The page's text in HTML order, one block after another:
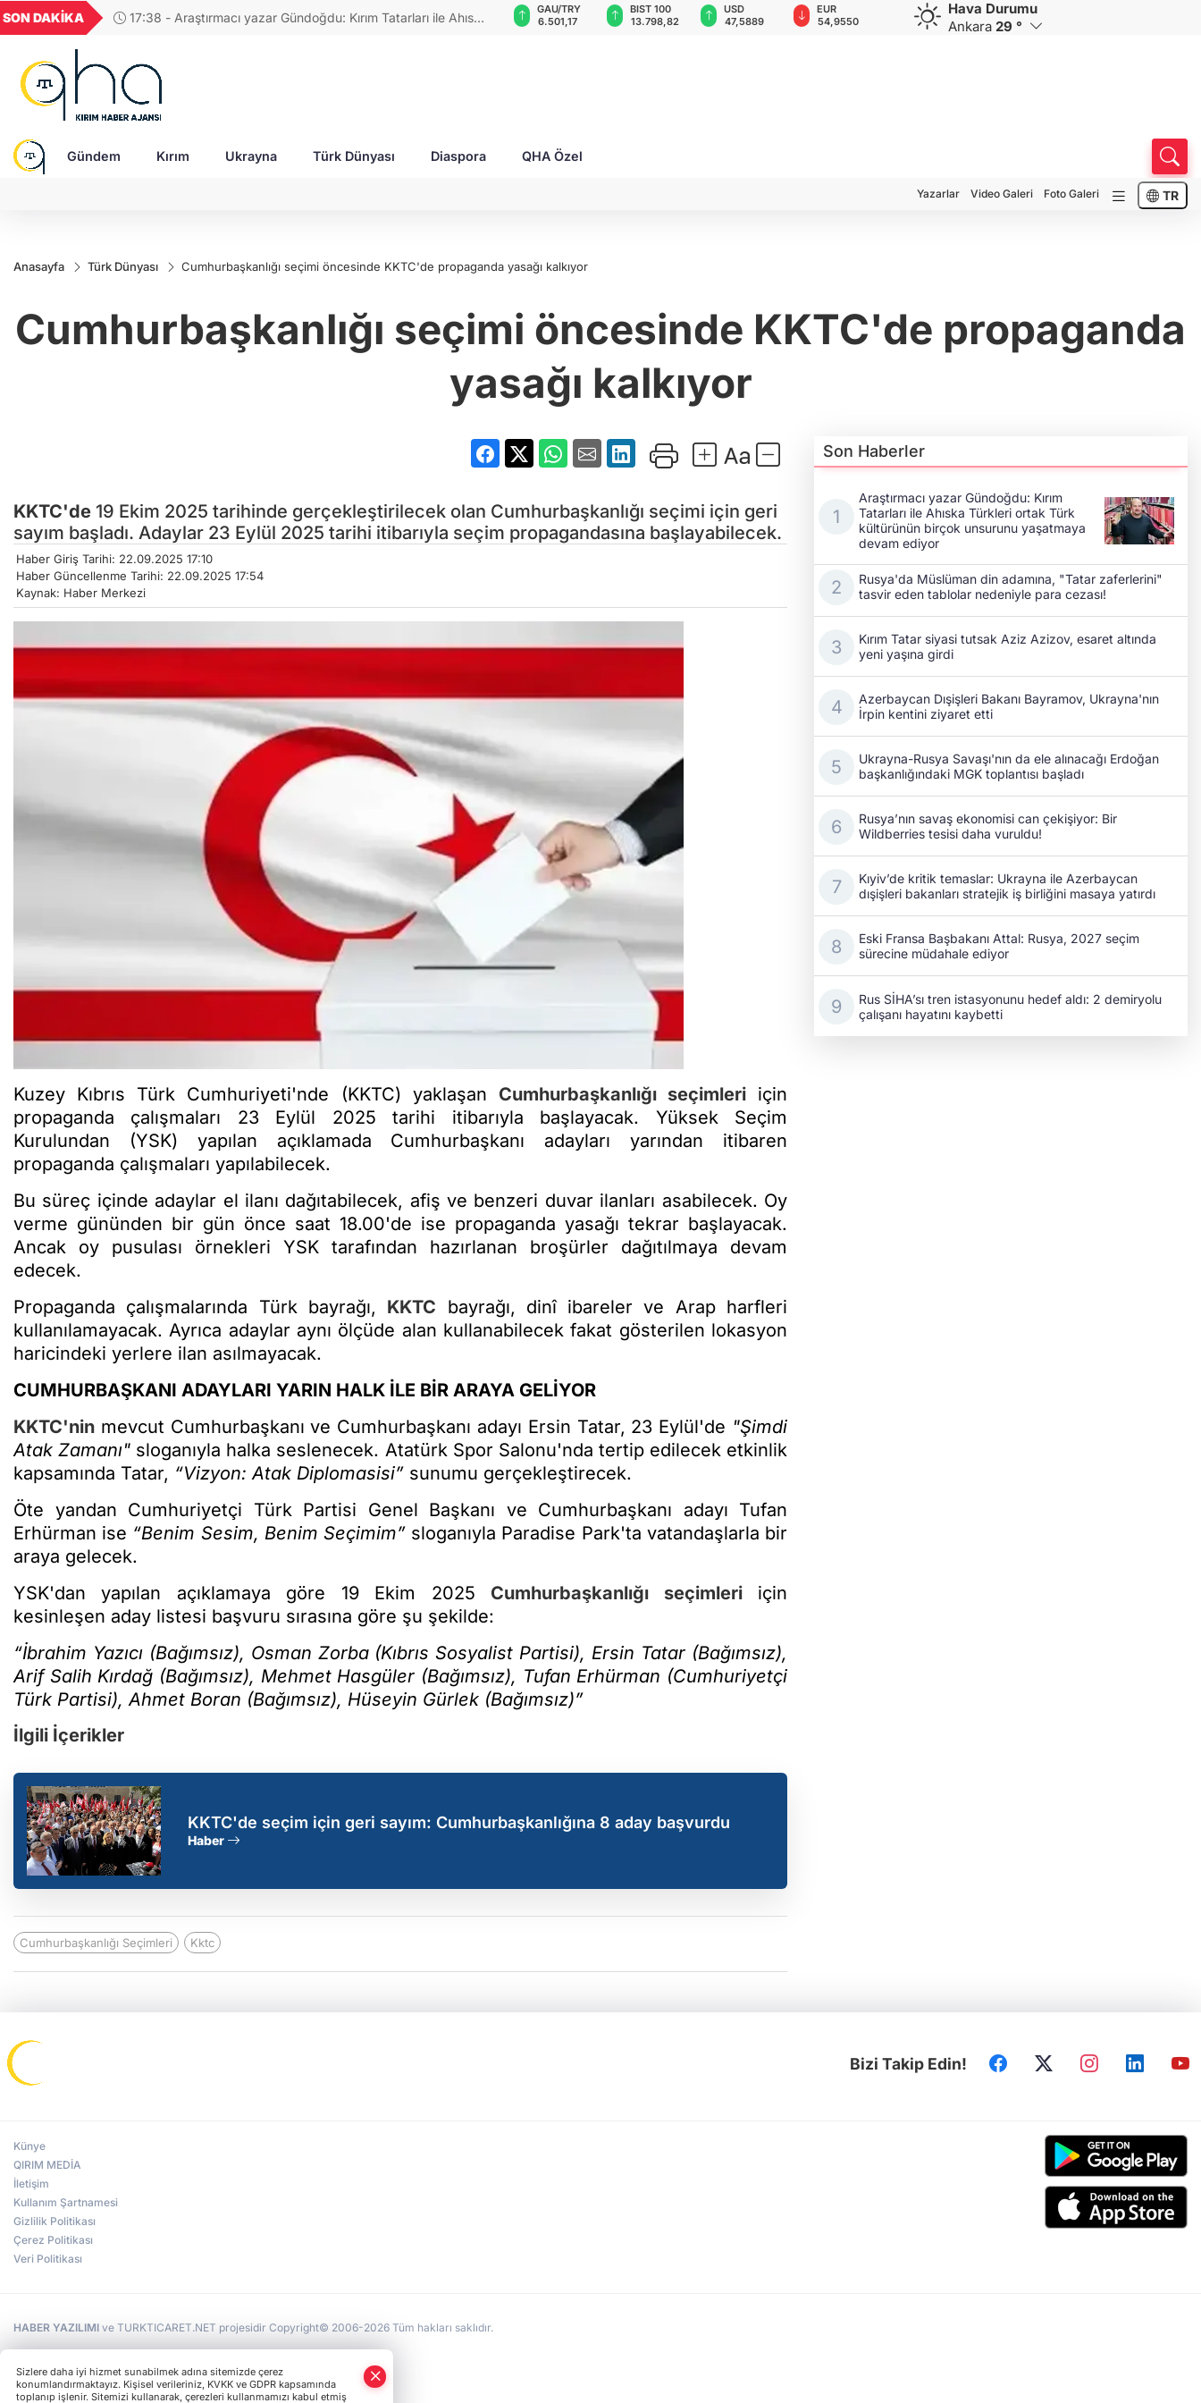
SON DAKİKA
17:58 - Rusya'da Müslüman din adamına, "Tatar zaferlerini"
UYU
1,1820
18,1984
16,2309
28,0626
0,0018
GAU/TRY
6.501,17
BIST 100
13.798,82
USD
47,5889
EUR
54,9550
64,1647
CHF
58,5782
Hava Durumu
Ankara 29 °
Gündem Kırım Ukrayna Türk Dünyası Diaspora QHA Özel
Yazarlar Video Galeri Foto Galeri TR
Anasayfa Türk Dünyası Cumhurbaşkanlığı seçimi öncesinde KKTC'de propaganda yasağı kalkıyor
Cumhurbaşkanlığı seçimi öncesinde KKTC'de propaganda
yasağı kalkıyor
KKTC'de 19 Ekim 2025 tarihinde gerçekleştirilecek olan Cumhurbaşkanlığı seçimi için geri
sayım başladı. Adaylar 23 Eylül 2025 tarihi itibarıyla seçim propagandasına başlayabilecek.
Haber Giriş Tarihi: 22.09.2025 17:10
Haber Güncellenme Tarihi: 22.09.2025 17:54
Kaynak: Haber Merkezi
Kuzey Kıbrıs Türk Cumhuriyeti'nde (KKTC) yaklaşan Cumhurbaşkanlığı seçimleriiçin
propaganda çalışmaları 23 Eylül 2025 tarihi itibarıyla başlayacak. Yüksek Seçim
Kurulundan (YSK) yapılan açıklamada Cumhurbaşkanı adayları yarından itibaren
propaganda çalışmaları yapılabilecek.
Bu süreç içinde adaylar el ilanı dağıtabilecek, afiş ve benzeri duvar ilanları asabilecek. Oy
verme gününden bir gün önce saat 18.00'de ise propaganda yasağı tekrar başlayacak.
Ancak oy pusulası örnekleri YSK tarafından hazırlanan broşürler dağıtılmaya devam
edecek.
Propaganda çalışmalarında Türk bayrağı, KKTC bayrağı, dinî ibareler ve Arap harfleri
kullanılamayacak. Ayrıca adaylar aynı ölçüde alan kullanabilecek fakat gösterilen lokasyon
haricindeki yerlere ilan asılmayacak.
CUMHURBAŞKANI ADAYLARI YARIN HALK İLE BİR ARAYA GELİYOR
KKTC'nin mevcut Cumhurbaşkanı ve Cumhurbaşkanı adayı Ersin Tatar, 23 Eylül'de "Şimdi
Atak Zamanı" sloganıyla halka seslenecek. Atatürk Spor Salonu'nda tertip edilecek etkinlik
kapsamında Tatar, “Vizyon: Atak Diplomasisi” sunumu gerçekleştirecek.
Öte yandan Cumhuriyetçi Türk Partisi Genel Başkanı ve Cumhurbaşkanı adayı Tufan
Erhürman ise “Benim Sesim, Benim Seçimim” sloganıyla Paradise Park'ta vatandaşlarla bir
araya gelecek.
YSK'dan yapılan açıklamaya göre 19 Ekim 2025 Cumhurbaşkanlığı seçimleriiçin
kesinleşen aday listesi başvuru sırasına göre şu şekilde:
“İbrahim Yazıcı (Bağımsız), Osman Zorba (Kıbrıs Sosyalist Partisi), Ersin Tatar (Bağımsız),
Arif Salih Kırdağ (Bağımsız), Mehmet Hasgüler (Bağımsız), Tufan Erhürman (Cumhuriyetçi
Türk Partisi), Ahmet Boran (Bağımsız), Hüseyin Gürlek (Bağımsız)”
İlgili İçerikler
KKTC'de seçim için geri sayım: Cumhurbaşkanlığına 8 aday başvurdu
Haber
Cumhurbaşkanlığı Seçimleri Kktc
Son Haberler
Araştırmacı yazar Gündoğdu: Kırım
Tatarları ile Ahıska Türkleri ortak Türk
kültürünün birçok unsurunu yaşatmaya
devam ediyor
Rusya'da Müslüman din adamına, "Tatar zaferlerini"
tasvir eden tablolar nedeniyle para cezası!
Kırım Tatar siyasi tutsak Aziz Azizov, esaret altında
yeni yaşına girdi
Azerbaycan Dışişleri Bakanı Bayramov, Ukrayna'nın
İrpin kentini ziyaret etti
Ukrayna-Rusya Savaşı'nın da ele alınacağı Erdoğan
başkanlığındaki MGK toplantısı başladı
Rusya’nın savaş ekonomisi can çekişiyor: Bir
Wildberries tesisi daha vuruldu!
Kıyiv’de kritik temaslar: Ukrayna ile Azerbaycan
dışişleri bakanları stratejik iş birliğini masaya yatırdı
Eski Fransa Başbakanı Attal: Rusya, 2027 seçim
sürecine müdahale ediyor
Rus SİHA’sı tren istasyonunu hedef aldı: 2 demiryolu
çalışanı hayatını kaybetti
Bizi Takip Edin!
Künye
QIRIM MEDİA
İletişim
Kullanım Şartnamesi
Gizlilik Politikası
Çerez Politikası
Veri Politikası
HABER YAZILIMI ve TURKTICARET.NET projesidir Copyright© 2006-2026 Tüm hakları saklıdır.
Sizlere daha iyi hizmet sunabilmek adına sitemizde çerez
konumlandırmaktayız. Kişisel verileriniz, KVKK ve GDPR kapsamında
toplanıp işlenir. Sitemizi kullanarak, çerezleri kullanmamızı kabul etmiş